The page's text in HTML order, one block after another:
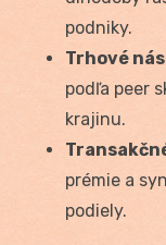
podniky.
Trhové
podľa peer
krajinu.
prémie a
podiely.